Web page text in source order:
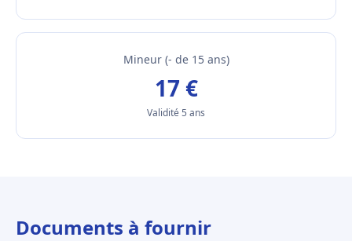
Mineur (- de 15 ans)
17 €
Validité 5 ans
Documents à fournir